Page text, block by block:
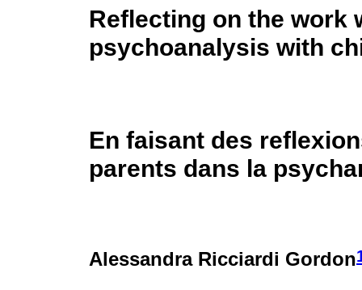
Reflecting on the work
psychoanalysis with
En faisant des
parents dans la
Alessandra Ricciardi Gordon